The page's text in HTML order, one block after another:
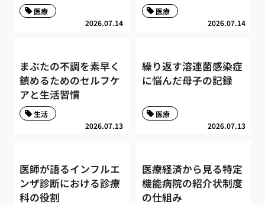
2026.07.14
医療
2026.07.14
医療
まぶたの不調を素早く
鎮めるためのセルフケ
アと生活習慣
2026.07.13
生活
繰り返す溶連菌感染症
に悩んだ母子の記録
2026.07.13
医療
医師が語るインフルエ
ンザ診断における診療
科の役割
医療経済から見る特定
機能病院の紹介状制度
の仕組み